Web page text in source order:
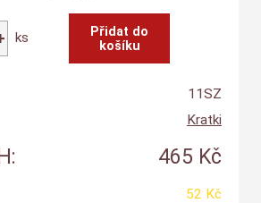
ks
11SZ
Kratki
465 Kč
52 Kč